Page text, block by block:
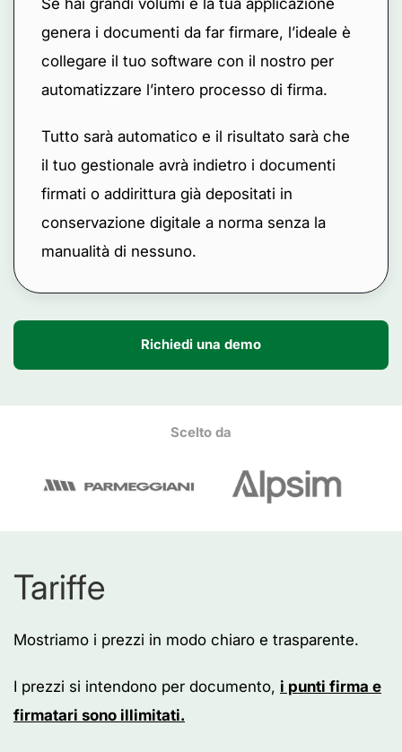
Se hai grandi volumi e la tua applicazione
genera i documenti da far firmare, l’ideale è
collegare il tuo software con il nostro per
automatizzare l’intero processo di firma.
Tutto sarà automatico e il risultato sarà che
il tuo gestionale avrà indietro i documenti
firmati o addirittura già depositati in
conservazione digitale a norma senza la
manualità di nessuno.
Richiedi una demo
Scelto da
Tariffe
Mostriamo i prezzi in modo chiaro e trasparente.
I prezzi si intendono per documento, i punti firma e
firmatari sono illimitati.